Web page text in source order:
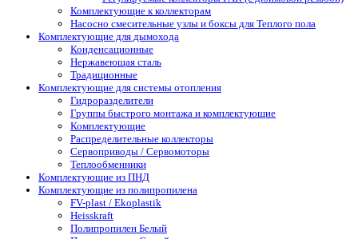
Комплектующие к коллекторам
Насосно смесительные узлы и боксы для Теплого пола
Комплектующие для дымохода
Конденсационные
Нержавеющая сталь
Традиционные
Комплектующие для системы отопления
Гидроразделители
Группы быстрого монтажа и комплектующие
Комплектующие
Распределительные коллекторы
Сервоприводы / Сервомоторы
Теплообменники
Комплектующие из ПНД
Комплектующие из полипропилена
FV-plast / Ekoplastik
Heisskraft
Полипропилен Белый